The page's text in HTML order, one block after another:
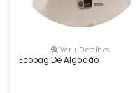
Ver + Detalhes
Ecobag De Algodão